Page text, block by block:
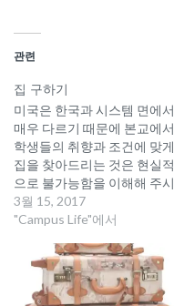
관련
집 구하기
미국은 한국과 시스템 면에서
매우 다르기 때문에 본교에서
학생들의 취향과 조건에 맞게
집을 찾아드리는 것은 현실적
으로 불가능함을 이해해 주시
기 바랍니다. ▶ 하숙집을 고
려할 경우 보통 하숙집을 구
15분 거리 도보로 10분 이내
의 Los Angeles 지역에서 찾
으시면 됩니다 ▶ 교통 상황
3월 15, 2017
"Campus Life"에서